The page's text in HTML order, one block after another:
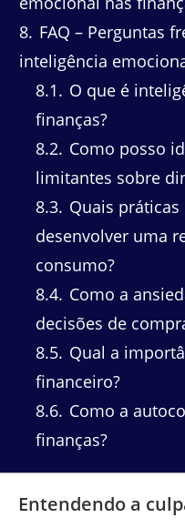
8 FAQ – Perguntas
inteligência
8.1
O que é
finanças?
8.2 Como posso
limitantes sobre
8.3 Quais
desenvolver uma
consumo?
8.4 Como a
decisões de
8.5 Qual a
financeiro?
8.6 Como a
finanças?
Entendendo a